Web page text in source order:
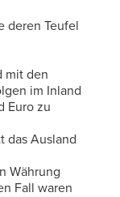
deren Teufel
mit den
im Inland
Euro zu
das Ausland
Währung
Fall waren